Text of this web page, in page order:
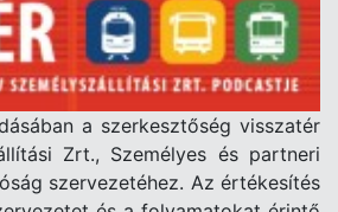
a szerkesztőség visszatér
Zrt., Személyes és partneri
szervezetéhez. Az értékesítés